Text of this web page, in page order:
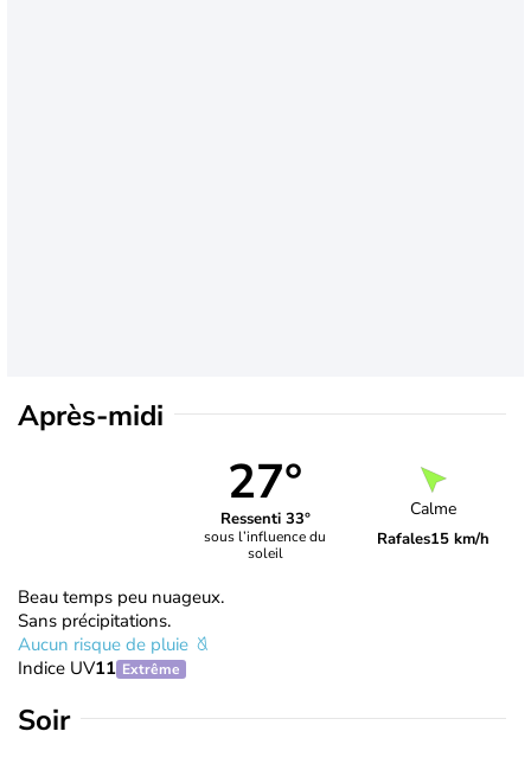
Après-midi
27°
Ressenti 33°
sous l’influence du
soleil
Calme
Rafales15 km/h
Beau temps peu nuageux.
Sans précipitations.
Aucun risque de pluie
Indice UV11 Extrême
Soir